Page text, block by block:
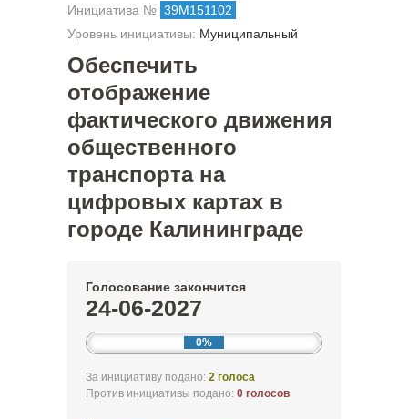
Инициатива № 39М151102
Уровень инициативы: Муниципальный
Обеспечить
отображение
фактического движения
общественного
транспорта на
цифровых картах в
городе Калининграде
Голосование закончится
24-06-2027
0%
За инициативу подано: 2 голоса
Против инициативы подано: 0 голосов